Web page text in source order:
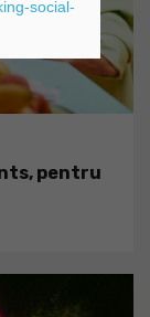
pentru
social-